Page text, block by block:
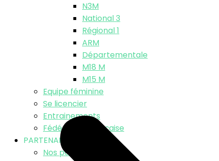
N3M
National 3
Régional 1
ARM
Départementale
M18 M
M15 M
Equipe féminine
Se licencier
Entrainements
Fédération Française
PARTENAIRES
Nos partenaires